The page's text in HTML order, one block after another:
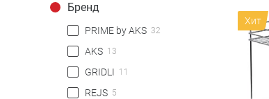
Бренд
PRIME by AKS 32
AKS 13
GRIDLI 11
REJS 5
Хит